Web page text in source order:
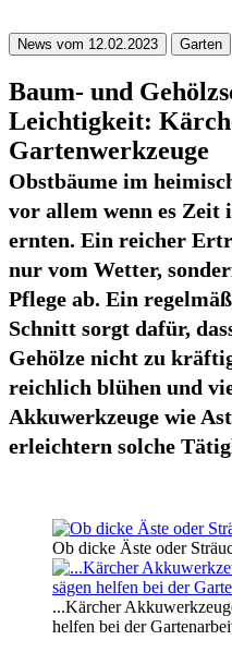
News vom 12.02.2023 Garten
Baum- und
Leichtigkeit:
Gartenwerkzeuge
Obstbäume im
vor allem wenn es Zeit
ernten. Ein reicher
nur vom Wetter,
Pflege ab. Ein
Schnitt sorgt dafür,
Gehölze nicht zu
reichlich blühen und
Akkuwerkzeuge wie
erleichtern solche
Ob dicke Äste oder
...Kärcher
helfen bei der